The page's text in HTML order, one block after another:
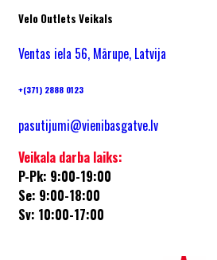
Velo Outlets Veikals
Ventas iela 56, Mārupe, Latvija
+(371) 2888 0123
pasutijumi@vienibasgatve.lv
Veikala darba laiks:
P-Pk: 9:00-19:00
Se: 9:00-18:00
Sv: 10:00-17:00